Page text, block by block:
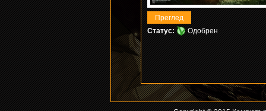
Статус: Одобрен